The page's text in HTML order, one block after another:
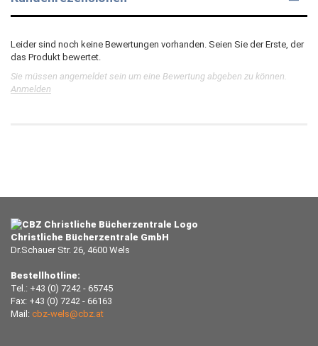
Leider sind noch keine Bewertungen vorhanden. Seien Sie der Erste, der
das Produkt bewertet.
Sie müssen angemeldet sein um eine Bewertung abgeben zu können.
Anmelden
Christliche Bücherzentrale GmbH
Dr.Schauer Str. 26, 4600 Wels
Bestellhotline:
Tel.: +43 (0) 7242 - 65745
Fax: +43 (0) 7242 - 66163
Mail: cbz-wels@cbz.at